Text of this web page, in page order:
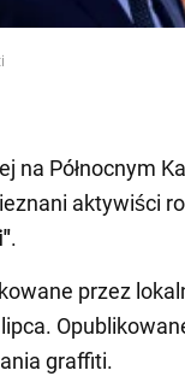
na Północnym
aktywiści
.
przez
graffiti.